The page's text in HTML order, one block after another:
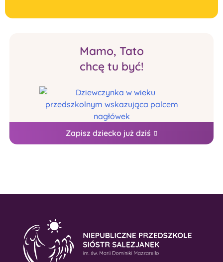
Mamo, Tato
chcę tu być!
Zapisz dziecko już dziś